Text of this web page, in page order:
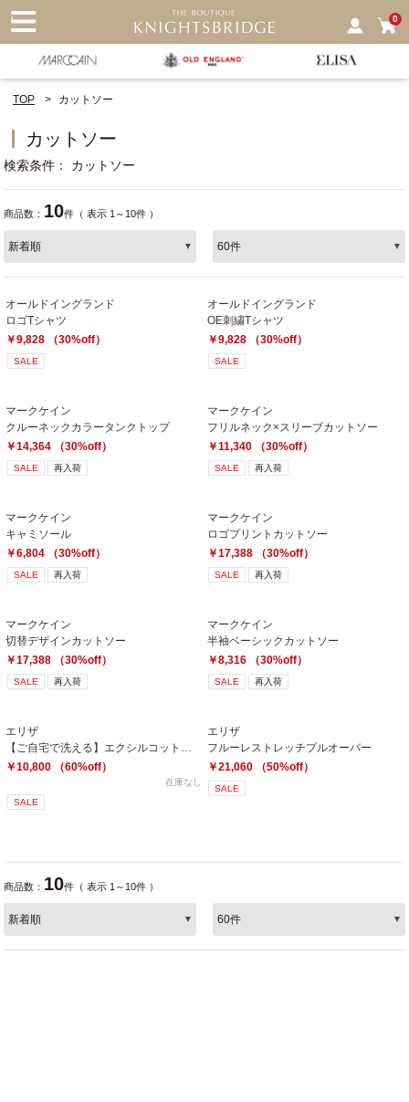
0
TOP カットソー
カットソー
検索条件 カットソー
商品数： 10件（ 表示 1～10件 ）
オールドイングランド
ロゴTシャツ
￥9,828 （30%off）
SALE
オールドイングランド
OE刺繍Tシャツ
￥9,828 （30%off）
SALE
マークケイン
クルーネックカラータンクトップ
￥14,364 （30%off）
SALE 再入荷
マークケイン
フリルネック×スリーブカットソー
￥11,340 （30%off）
SALE 再入荷
マークケイン
キャミソール
￥6,804 （30%off）
SALE 再入荷
マークケイン
ロゴプリントカットソー
￥17,388 （30%off）
SALE 再入荷
マークケイン
切替デザインカットソー
￥17,388 （30%off）
SALE 再入荷
マークケイン
半袖ベーシックカットソー
￥8,316 （30%off）
SALE 再入荷
エリザ
￥10,800 （60%off）
在庫なし
SALE
エリザ
フルーレストレッチプルオーバー
￥21,060 （50%off）
SALE
商品数： 10件（ 表示 1～10件 ）